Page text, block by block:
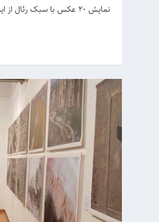
نمایش ۲۰ عکس با سبک رئال از ایمان اعتمادی فر.